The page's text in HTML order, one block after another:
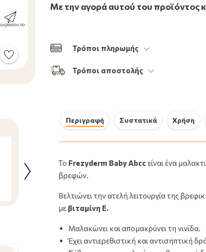
το
Με την αγορά αυτού του προϊόντος
Τρόποι πληρωμής
Τρόποι αποστολής
Περιγραφή Συστατικά Χρήση
Το Frezyderm Baby Abcc είναι ένα
βρεφών.
Βελτιώνει την ατελή λειτουργία της
με βιταμίνη Ε.
Μαλακώνει και απομακρύνει τη νινίδα.
Έχει αντιερεθιστική και αντισηπτική
Frezyderm Baby Shampoo 300 ml
8.49€